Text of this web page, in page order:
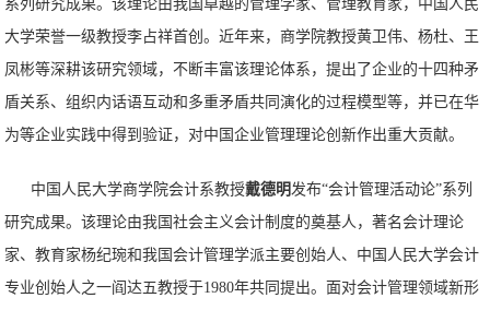
系列研究成果。该理论由我国卓越的管理学家、管理教育家，中国人民
大学荣誉一级教授李占祥首创。近年来，商学院教授黄卫伟、杨杜、王
凤彬等深耕该研究领域，不断丰富该理论体系，提出了企业的十四种矛
盾关系、组织内话语互动和多重矛盾共同演化的过程模型等，并已在华
为等企业实践中得到验证，对中国企业管理理论创新作出重大贡献。
中国人民大学商学院会计系教授戴德明 发布“会计管理活动论”系列
研究成果。该理论由我国社会主义会计制度的奠基人，著名会计理论
家、教育家杨纪琬和我国会计管理学派主要创始人、中国人民大学会计
专业创始人之一阎达五教授于1980年共同提出。面对会计管理领域新形